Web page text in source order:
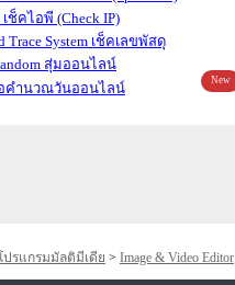
เช็คไอพี (Check IP)
เช็คเลขพัสดุ
สุ่มออนไลน์
คำนวณวันออนไลน์
New
ปรแกรมมัลติมีเดีย > Image & Video Editor